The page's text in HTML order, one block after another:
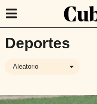
Deportes
Aleatorio